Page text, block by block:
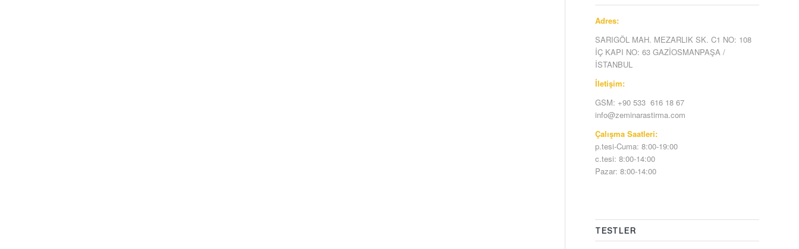
Adres:
SARIGÖL MAH. MEZARLIK SK. C1 NO: 108
İÇ KAPI NO: 63 GAZİOSMANPAŞA /
İSTANBUL
İletişim:
GSM: +90 533 616 18 67
info@zeminarastirma.com
Çalışma Saatleri:
p.tesi-Cuma: 8:00-19:00
c.tesi: 8:00-14:00
Pazar: 8:00-14:00
TESTLER